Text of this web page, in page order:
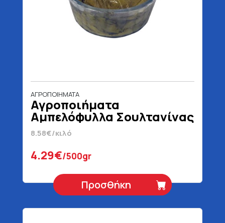
ΑΓΡΟΠΟΙΗΜΑΤΑ
Αγροποιήματα
Αμπελόφυλλα Σουλτανίνας
Σε Άλμη
8.58€/κιλό
4.29€/500gr
Προσθήκη